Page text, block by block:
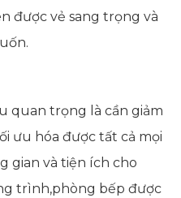
được vẻ sang trọng và
quan trọng là cần giảm
ưu hóa được tất cả mọi
gian và tiện ích cho
trình,phòng bếp được